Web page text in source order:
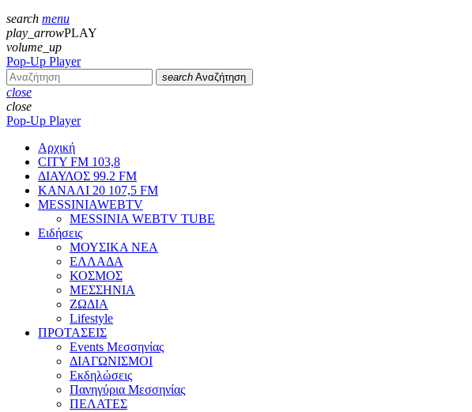
search menu
play_arrowPLAY
volume_up
Pop-Up Player
search Αναζήτηση
close
close
Pop-Up Player
Αρχική
CITY FM 103,8
ΔΙΑΥΛΟΣ 99.2 FM
ΚΑΝΑΛΙ 20 107,5 FM
MESSINIAWEBTV
MESSINIA WEBTV TUBE
Eιδήσεις
ΜΟΥΣΙΚΑ ΝΕΑ
ΕΛΛΑΔΑ
ΚΟΣΜΟΣ
ΜΕΣΣΗΝΙΑ
ΖΩΔΙΑ
Lifestyle
ΠΡΟΤΑΣΕΙΣ
Events Μεσσηνίας
ΔΙΑΓΩΝΙΣΜΟΙ
Εκδηλώσεις
Πανηγύρια Μεσσηνίας
ΠΕΛΑΤΕΣ